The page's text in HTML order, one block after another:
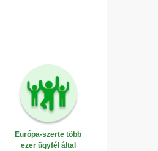
Európa-szerte több
ezer ügyfél által